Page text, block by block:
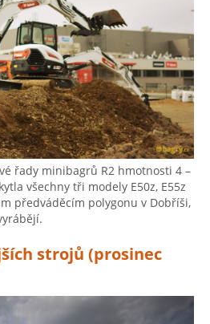
řady minibagrů R2 hmotnosti 4 –
všechny tři modely E50z, E55z
předváděcím polygonu v Dobříši,
strojů (prosinec